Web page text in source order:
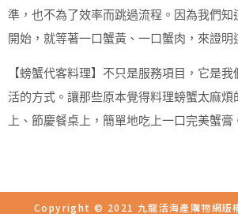
準，也不為了效率而跳過流程。因為我們知
開始，就等著一口蟹黃、一口蟹肉，來證明
【螃蟹代客料理】不只是服務項目，它是
活的方式。讓那些原本覺得料理螃蟹太麻
上、節慶餐桌上，簡單地吃上一口完美蟹膏
Copyright © 2021 九龍活海產購物網